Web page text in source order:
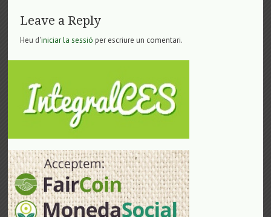
Leave a Reply
Heu d'iniciar la sessió per escriure un comentari.